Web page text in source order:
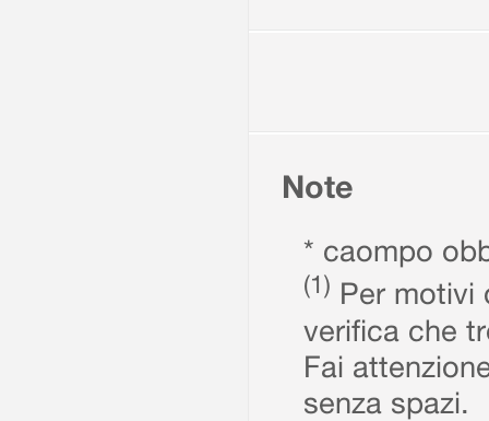
Note
* caompo
(1) Per motivi
verifica che
Fai
senza spazi.